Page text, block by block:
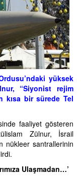
yüksek
“Siyonist rejim
kısa bir sürede Tel
faaliyet gösteren
Zülnur, İsrail
nükleer santrallerinin
Ulaşmadan…’